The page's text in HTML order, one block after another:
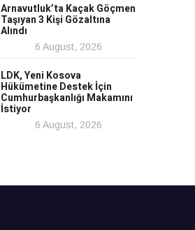
Arnavutluk’ta Kaçak Göçmen
Taşıyan 3 Kişi Gözaltına
Alındı
6 August, 2026
LDK, Yeni Kosova
Hükümetine Destek İçin
Cumhurbaşkanlığı Makamını
İstiyor
6 August, 2026